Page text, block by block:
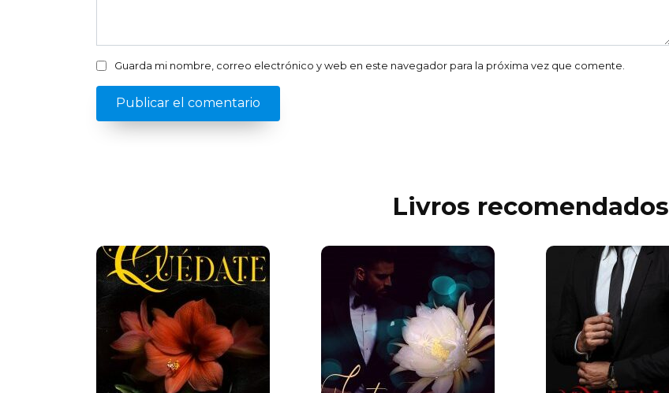
Guarda mi nombre, correo electrónico y web en este navegador para la próxima vez que comente.
Livros recomendados